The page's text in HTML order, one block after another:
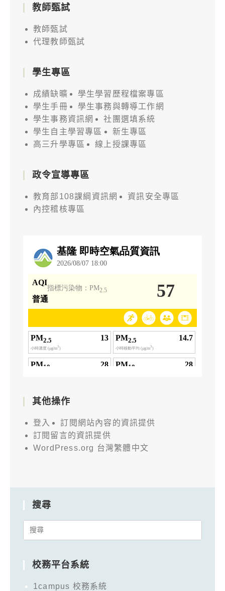
教師甄試
教師甄試
代理教師甄試
學生專區
成績缺曠
學生學習歷程檔案專區
學生手冊
學生事務與轉導工作網
學生事務資訊網
社團選填系統
學生自主學習專區
新生專區
高三升學專區
線上授課專區
政令宣導專區
教育部108課綱資訊網
資訊安全專區
內控稽核專區
其他操作
登入
訂閱網站內容的資訊提供
訂閱留言的資訊提供
WordPress.org 台灣繁體中文
搜尋
Search
校務平台系統
1campus 校務系統